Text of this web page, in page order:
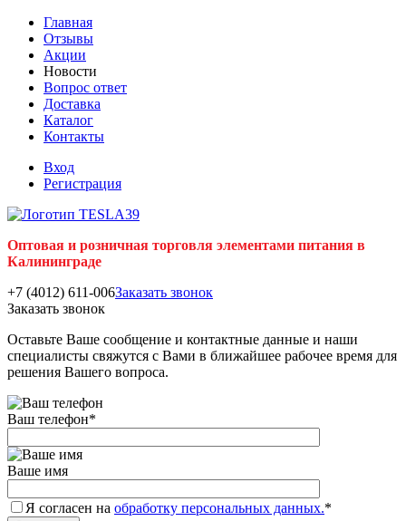
Главная
Отзывы
Акции
Новости
Вопрос ответ
Доставка
Каталог
Контакты
Вход
Регистрация
Оптовая и розничная торговля элементами питания в
Калининграде
+7 (4012) 611-006Заказать звонок
Заказать звонок
Оставьте Ваше сообщение и контактные данные и наши
специалисты свяжутся с Вами в ближайшее рабочее время для
решения Вашего вопроса.
Ваш телефон*
Ваше имя
Я согласен на обработку персональных данных.*